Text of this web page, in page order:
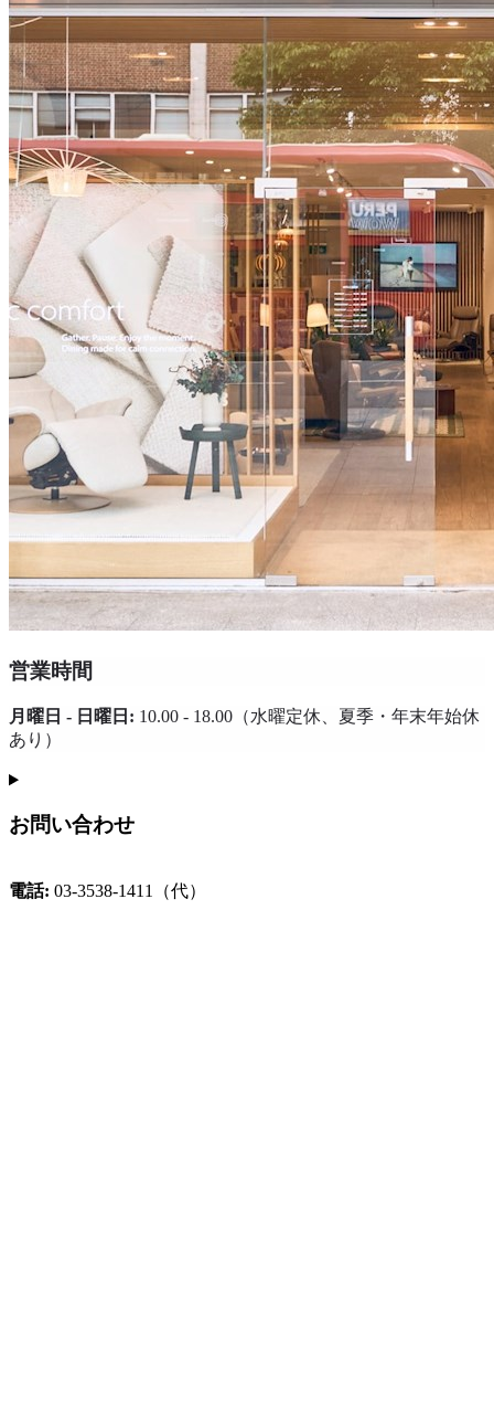
営業時間
月曜日 - 日曜日: 10.00 - 18.00（水曜定休、夏季・年末年始休
あり）
お問い合わせ
電話: 03-3538-1411（代）